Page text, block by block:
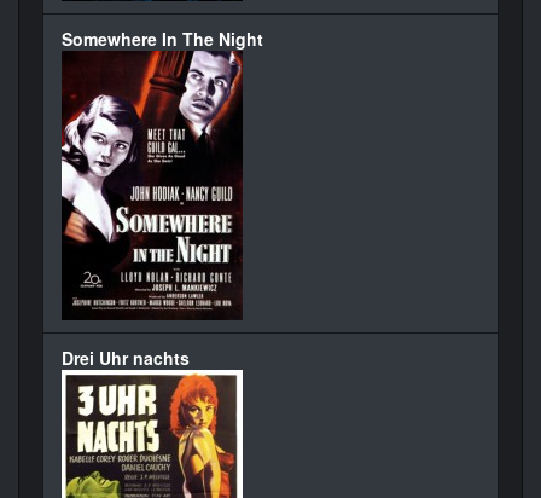
Somewhere In The Night
Drei Uhr nachts